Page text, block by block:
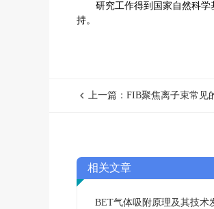
研究工作得到国家自然科学基
持。
上一篇：FIB聚焦离子束常见
相关文章
BET气体吸附原理及其技术